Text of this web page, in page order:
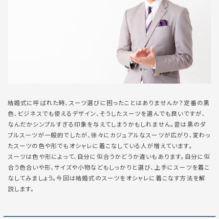
結婚式に呼ばれた時、スーツ選びに困ったことはありませんか？定番の黒
色、ビジネスでも使えるデザイン、そうしたスーツを選んでも良いですが、
なんだかシンプルすぎる印象を与えてしまうかもしれません。昔は黒のダ
ブルスーツが一般的でしたが、徐々にカジュアルなスーツが広がり、変わっ
たスーツの色や形でもオシャレに着こなしている人が増えています。
スーツは色や形によって、自分に似合うかどうか違いもあります。自分に似
合う色合いや形、サイズや小物などもしっかりと選び、上手にスーツを着こ
なしてみましょう。今回は結婚式のスーツをオシャレに着こなす方法を解
説します。